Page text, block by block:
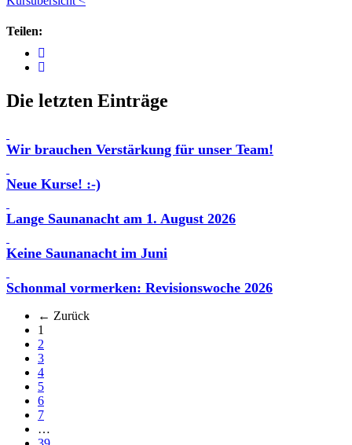
Teilen:
Die letzten Einträge
Wir brauchen Verstärkung für unser Team!
Neue Kurse! :-)
Lange Saunanacht am 1. August 2026
Keine Saunanacht im Juni
Schonmal vormerken: Revisionswoche 2026
← Zurück
1
2
3
4
5
6
7
…